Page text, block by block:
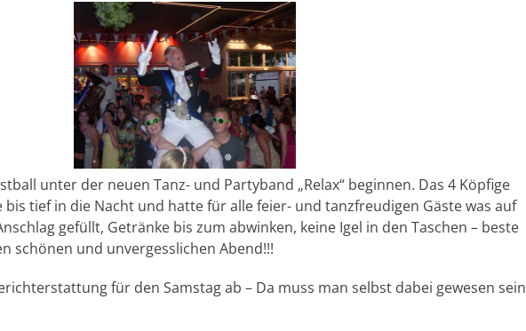
unter der neuen Tanz- und Partyband „Relax“ beginnen. Das 4 Köpfige
bis tief in die Nacht und hatte für alle feier- und tanzfreudigen Gäste was auf
gefüllt, Getränke bis zum abwinken, keine Igel in den Taschen – beste
schönen und unvergesslichen Abend!!!
für den Samstag ab – Da muss man selbst dabei gewesen sein